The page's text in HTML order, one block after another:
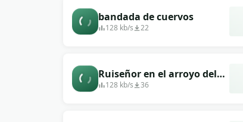
bandada de cuervos
128 kb/s 22
Ruiseñor en el arroyo del
bosque
128 kb/s 36